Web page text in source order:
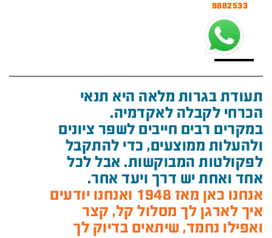
9882533
תעודת בגרות מלאה היא תנאי
הכרחי לקבלה לאקדמיה.
במקרים רבים חייבים לשפר ציונים
ולהעלות ממוצעים, כדי להתקבל
לפקולטות המבוקשות. אבל לכל
אחד ואחת יש דרך ויעד אחר.
אנחנו כאן מאז 1948 ואנחנו יודעים
איך לארגן לך מסלול קל, קצר
ואפילו נחמד, שיתאים בדיוק לך